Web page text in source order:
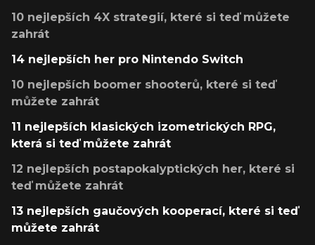
10 nejlepších 4X strategií, které si teď můžete
zahrát
14 nejlepších her pro Nintendo Switch
10 nejlepších boomer shooterů, které si teď
můžete zahrát
11 nejlepších klasických izometrických RPG,
která si teď můžete zahrát
12 nejlepších postapokalyptických her, které si
teď můžete zahrát
13 nejlepších gaučových kooperací, které si teď
můžete zahrát